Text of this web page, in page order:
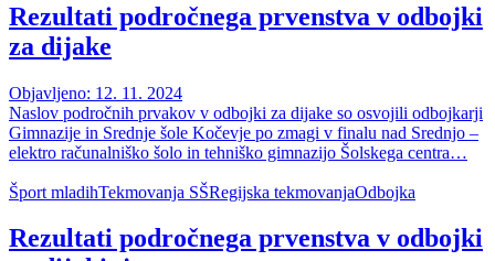
Rezultati področnega prvenstva v odbojki
za dijake
Objavljeno: 12. 11. 2024
Naslov področnih prvakov v odbojki za dijake so osvojili odbojkarji
Gimnazije in Srednje šole Kočevje po zmagi v finalu nad Srednjo –
elektro računalniško šolo in tehniško gimnazijo Šolskega centra…
Šport mladihTekmovanja SŠRegijska tekmovanjaOdbojka
Rezultati področnega prvenstva v odbojki